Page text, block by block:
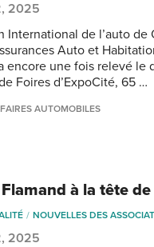
2025
International de l’auto
Auto et
encore une fois relevé le
Foires d’ExpoCité, 65 …
AUTOMOBILES
à la tête
NOUVELLES DES
2025